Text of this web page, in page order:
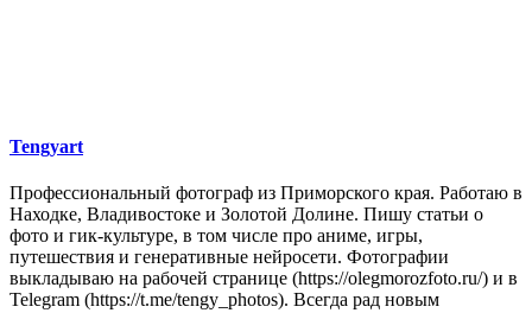
Tengyart
Профессиональный фотограф из Приморского края. Работаю в
Находке, Владивостоке и Золотой Долине. Пишу статьи о
фото и гик-культуре, в том числе про аниме, игры,
путешествия и генеративные нейросети. Фотографии
выкладываю на рабочей странице (https://olegmorozfoto.ru/) и в
Telegram (https://t.me/tengy_photos). Всегда рад новым